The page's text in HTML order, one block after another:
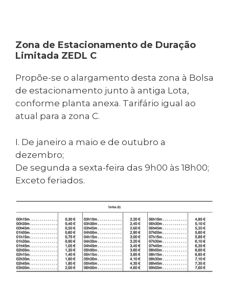
Zona de Estacionamento de Duração
Limitada ZEDL C
Propõe-se o alargamento desta zona à Bolsa
de estacionamento junto à antiga Lota,
conforme planta anexa. Tarifário igual ao
atual para a zona C.
I. De janeiro a maio e de outubro a
dezembro;
De segunda a sexta-feira das 9h00 às 18h00;
Exceto feriados.